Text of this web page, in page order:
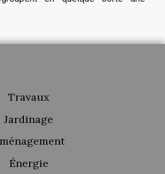
Travaux
Jardinage
Énergie